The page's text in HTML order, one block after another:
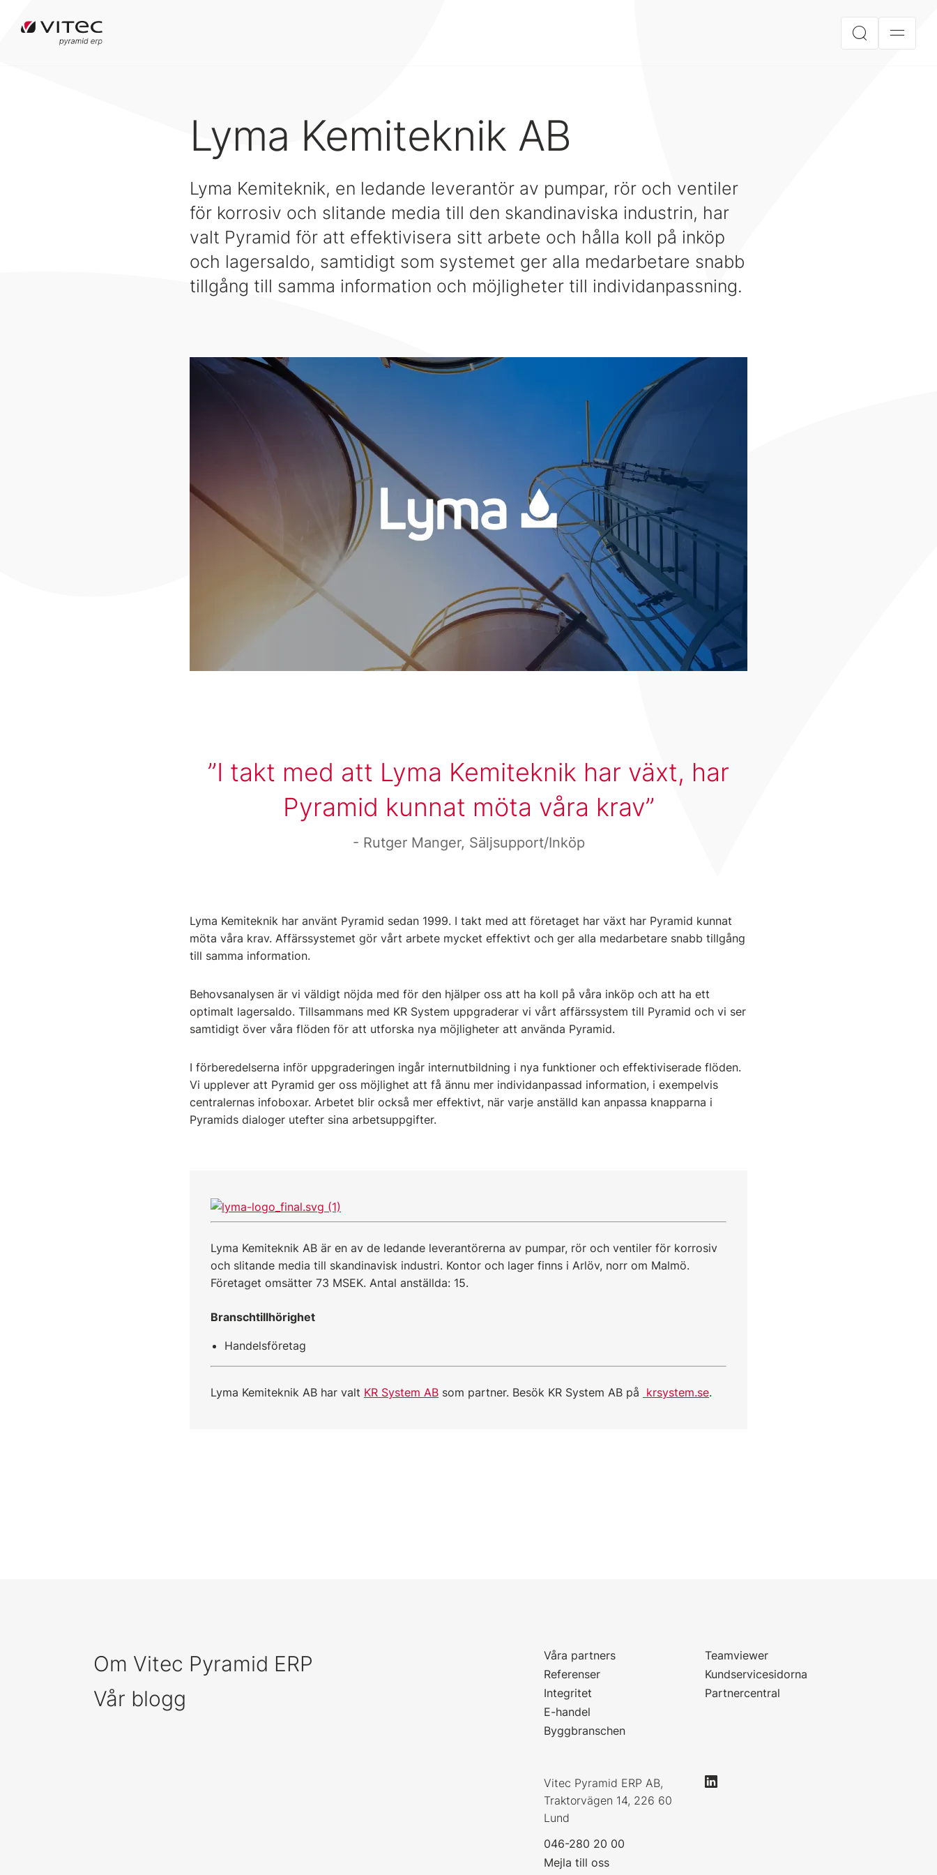
Lyma Kemiteknik AB
Lyma Kemiteknik, en ledande leverantör av pumpar, rör och ventiler
för korrosiv och slitande media till den skandinaviska industrin, har
valt Pyramid för att effektivisera sitt arbete och hålla koll på inköp
och lagersaldo, samtidigt som systemet ger alla medarbetare snabb
tillgång till samma information och möjligheter till individanpassning.
I takt med att Lyma Kemiteknik har växt, har
Pyramid kunnat möta våra krav
Rutger Manger, Säljsupport/Inköp
Lyma Kemiteknik har använt Pyramid sedan 1999. I takt med att företaget har växt har Pyramid kunnat
möta våra krav. Affärssystemet gör vårt arbete mycket effektivt och ger alla medarbetare snabb tillgång
till samma information.
Behovsanalysen är vi väldigt nöjda med för den hjälper oss att ha koll på våra inköp och att ha ett
optimalt lagersaldo. Tillsammans med KR System uppgraderar vi vårt affärssystem till Pyramid och vi ser
samtidigt över våra flöden för att utforska nya möjligheter att använda Pyramid.
I förberedelserna inför uppgraderingen ingår internutbildning i nya funktioner och effektiviserade flöden.
Vi upplever att Pyramid ger oss möjlighet att få ännu mer individanpassad information, i exempelvis
centralernas infoboxar. Arbetet blir också mer effektivt, när varje anställd kan anpassa knapparna i
Pyramids dialoger utefter sina arbetsuppgifter.
Lyma Kemiteknik AB är en av de ledande leverantörerna av pumpar, rör och ventiler för korrosiv
och slitande media till skandinavisk industri. Kontor och lager finns i Arlöv, norr om Malmö.
Företaget omsätter 73 MSEK. Antal anställda: 15.
Branschtillhörighet
Handelsföretag
Lyma Kemiteknik AB har valt KR System AB som partner. Besök KR System AB på krsystem.se.
Om Vitec Pyramid ERP
Vår blogg
Våra partners
Referenser
Integritet
E-handel
Byggbranschen
Teamviewer
Kundservicesidorna
Partnercentral
Vitec Pyramid ERP AB,
Traktorvägen 14, 226 60
Lund
046-280 20 00
Mejla till oss